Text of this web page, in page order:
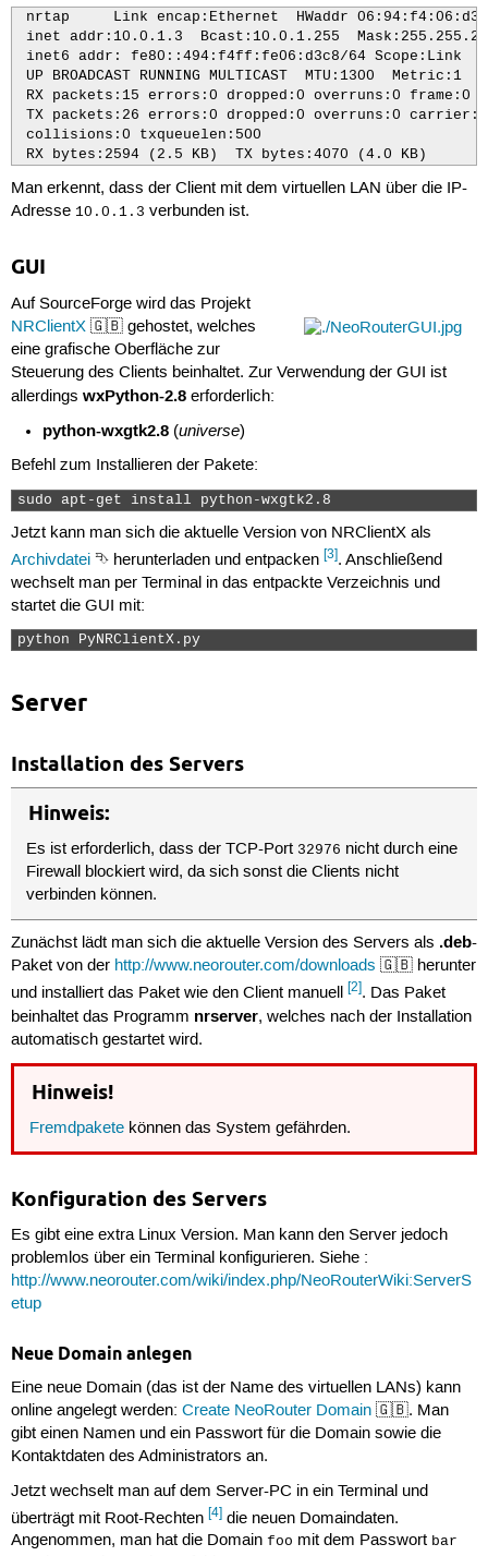
nrtap     Link encap:Ethernet  HWaddr
inet addr:10.0.1.3  Bcast:10.0.1.255
inet6 addr: fe80::494:f4ff:fe06:d3c8/64 Scope:Link
UP BROADCAST RUNNING MULTICAST  MTU:1300  Metric:1
RX packets:15 errors:0 dropped:0 overruns:0 frame:0
TX packets:26 errors:0 dropped:0 overruns:0 carrier:0
collisions:0 txqueuelen:500
RX bytes:2594 (2.5 KB)  TX bytes:4070 (4.0 KB)
Man erkennt, dass der Client mit dem virtuellen LAN über die IP-
Adresse 10.0.1.3 verbunden ist.
GUI
Auf SourceForge wird das Projekt
NRClientX🇬🇧 gehostet, welches
eine grafische Oberfläche zur
Steuerung des Clients beinhaltet. Zur Verwendung der GUI ist
allerdings wxPython-2.8erforderlich:
python-wxgtk2.8 (universe)
Befehl zum Installieren der Pakete:
sudo apt-get install python-wxgtk2.8
Jetzt kann man sich die aktuelle Version von NRClientX als
Archivdatei⮷ herunterladen und entpacken [3]. Anschließend
wechselt man per Terminal in das entpackte Verzeichnis und
startet die GUI mit:
python PyNRClientX.py
Server
Installation des Servers
Hinweis:
Es ist erforderlich, dass der TCP-Port 32976 nicht durch eine
Firewall blockiert wird, da sich sonst die Clients nicht
verbinden können.
Zunächst lädt man sich die aktuelle Version des Servers als .deb-
Paket von der http://www.neorouter.com/downloads 🇬🇧 herunter
und installiert das Paket wie den Client manuell [2]. Das Paket
beinhaltet das Programm nrserver, welches nach der Installation
automatisch gestartet wird.
Hinweis!
Fremdpakete können das System gefährden.
Konfiguration des Servers
Es gibt eine extra Linux Version. Man kann den Server jedoch
problemlos über ein Terminal konfigurieren. Siehe :
http://www.neorouter.com/wiki/index.php/NeoRouterWiki:ServerS
etup
Neue Domain anlegen
Eine neue Domain (das ist der Name des virtuellen LANs) kann
online angelegt werden: Create NeoRouter Domain🇬🇧. Man
gibt einen Namen und ein Passwort für die Domain sowie die
Kontaktdaten des Administrators an.
Jetzt wechselt man auf dem Server-PC in ein Terminal und
überträgt mit Root-Rechten [4]die neuen Domaindaten.
Angenommen, man hat die Domain foo mit dem Passwort bar